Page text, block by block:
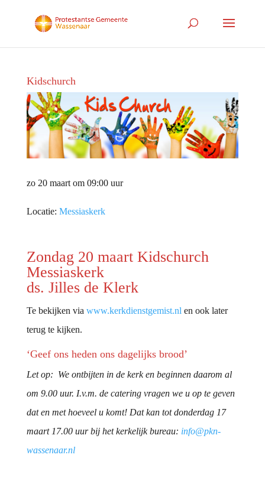
Kidschurch
zo 20 maart om 09:00 uur
Locatie: Messiaskerk
Zondag 20 maart Kidschurch
Messiaskerk
ds. Jilles de Klerk
Te bekijken via www.kerkdienstgemist.nl en ook later
terug te kijken.
‘Geef ons heden ons dagelijks brood’
Let op: We ontbijten in de kerk en beginnen daarom al
om 9.00 uur. I.v.m. de catering vragen we u op te geven
dat en met hoeveel u komt! Dat kan tot donderdag 17
maart 17.00 uur bij het kerkelijk bureau: info@pkn-
wassenaar.nl